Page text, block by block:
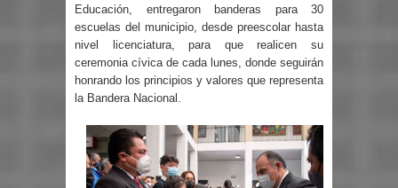
Educación, entregaron banderas para 30
escuelas del municipio, desde preescolar hasta
nivel licenciatura, para que realicen su
ceremonia cívica de cada lunes, donde seguirán
honrando los principios y valores que representa
la Bandera Nacional.